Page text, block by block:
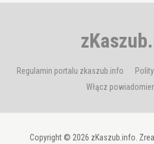
Regulamin portalu zkaszub.info
Włącz
Copyright © 2026 zKaszub.info.